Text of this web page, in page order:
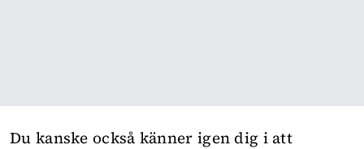
Du kanske också känner igen dig i att